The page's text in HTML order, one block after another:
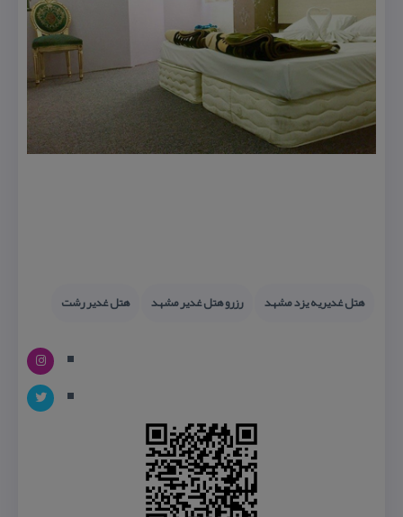
هتل غدیریه یزد مشهد رزرو هتل غدیر مشهد هتل غدیر رشت